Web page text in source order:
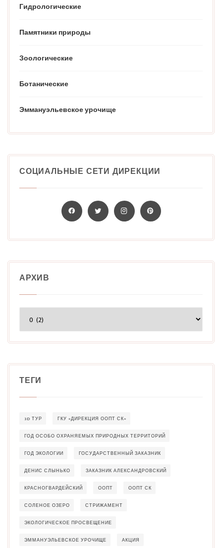
Гидрологические
Памятники природы
Зоологические
Ботанические
Эммануэльевское урочище
СОЦИАЛЬНЫЕ СЕТИ ДИРЕКЦИИ
АРХИВ
ТЕГИ
3D ТУР ГКУ «ДИРЕКЦИЯ ООПТ СК»
ГОД ОСОБО ОХРАНЯЕМЫХ ПРИРОДНЫХ ТЕРРИТОРИЙ
ГОД ЭКОЛОГИИ ГОСУДАРСТВЕННЫЙ ЗАКАЗНИК
ДЕНИС СЛЫНЬКО ЗАКАЗНИК АЛЕКСАНДРОВСКИЙ
КРАСНОГВАРДЕЙСКИЙ ООПТ ООПТ СК
СОЛЕНОЕ ОЗЕРО СТРИЖАМЕНТ
ЭКОЛОГИЧЕСКОЕ ПРОСВЕЩЕНИЕ
ЭММАНУЭЛЬЕВСКОЕ УРОЧИЩЕ АКЦИЯ